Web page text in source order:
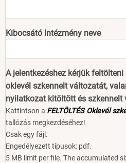
Kibocsátó Intézmény neve
A jelentkezéshez kérjük
oklevél szkennelt változatát,
nyilatkozat kitöltött és szkennelt
Kattintson a FELTÖLTÉS Oklevél
tallózás megkezdéséhez!
Csak egy fájl.
Engedélyezett típusok: pdf.
5 MB limit per file. The accumulated